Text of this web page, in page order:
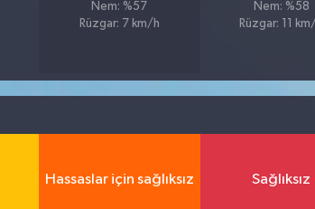
Nem: %57
Rüzgar: 7 km/h
Nem: %58
Rüzgar: 11
Hassaslar için sağlıksız Sağlıksız